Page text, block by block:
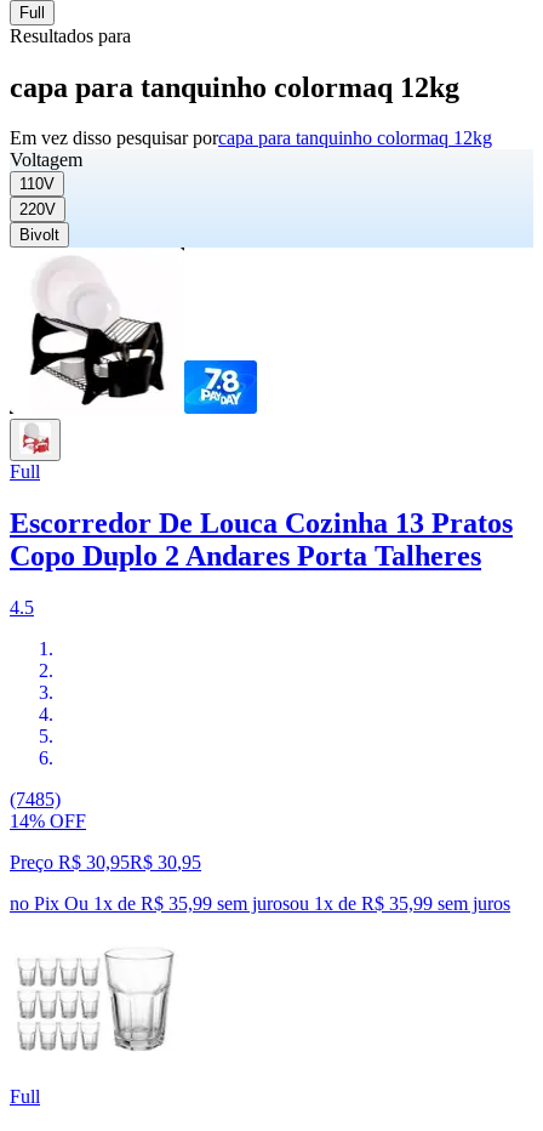
Full
Resultados para
capa para tanquinho colormaq 12kg
Em vez disso pesquisar porcapa para tanquinho colormaq 12kg
Voltagem
110V
220V
Bivolt
Full
Escorredor De Louca Cozinha 13 Pratos
Copo Duplo 2 Andares Porta Talheres
4.5
(7485)
14% OFF
Preço R$ 30,95R$ 30,95
no Pix Ou 1x de R$ 35,99 sem jurosou 1x de R$ 35,99 sem juros
Full